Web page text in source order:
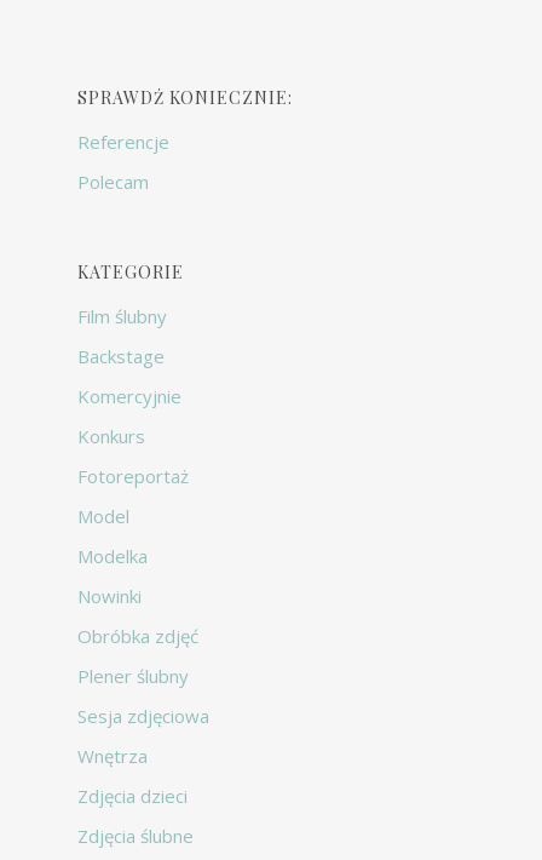
SPRAWDŹ KONIECZNIE:
Referencje
Polecam
KATEGORIE
Film ślubny
Backstage
Komercyjnie
Konkurs
Fotoreportaż
Model
Modelka
Nowinki
Obróbka zdjęć
Plener ślubny
Sesja zdjęciowa
Wnętrza
Zdjęcia dzieci
Zdjęcia ślubne